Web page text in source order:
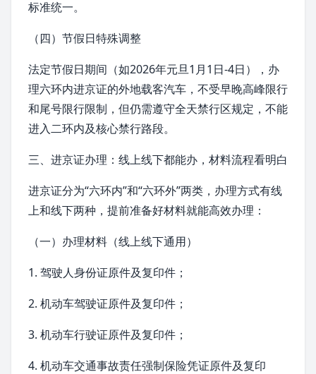
标准统一。
（四）节假日特殊调整
法定节假日期间（如2026年元旦1月1日-4日），办
理六环内进京证的外地载客汽车，不受早晚高峰限行
和尾号限行限制，但仍需遵守全天禁行区规定，不能
进入二环内及核心禁行路段。
三、进京证办理：线上线下都能办，材料流程看明白
进京证分为“六环内”和“六环外”两类，办理方式有线
上和线下两种，提前准备好材料就能高效办理：
（一）办理材料（线上线下通用）
1. 驾驶人身份证原件及复印件；
2. 机动车驾驶证原件及复印件；
3. 机动车行驶证原件及复印件；
4. 机动车交通事故责任强制保险凭证原件及复印